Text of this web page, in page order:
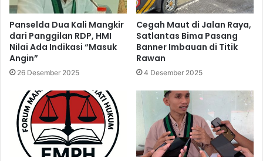
Panselda Dua Kali Mangkir
dari Panggilan RDP, HMI
Nilai Ada Indikasi “Masuk
Angin”
26 Desember 2025
Cegah Maut di Jalan Raya,
Satlantas Bima Pasang
Banner Imbauan di Titik
Rawan
4 Desember 2025